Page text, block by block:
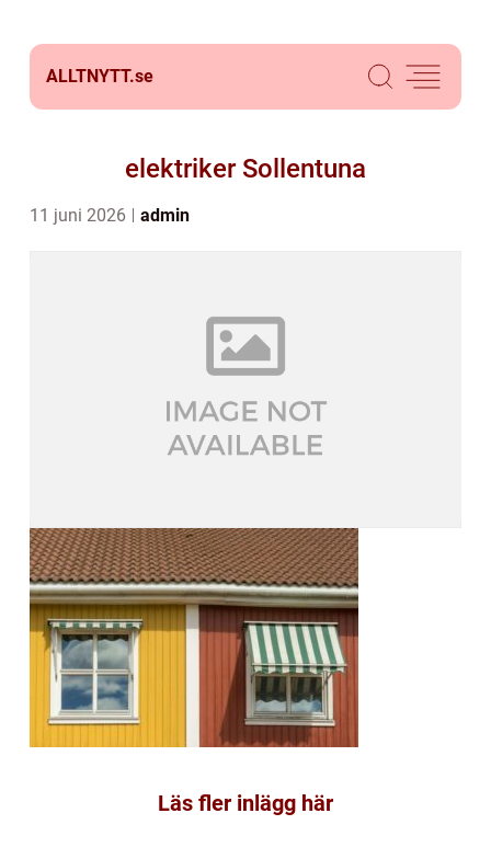
ALLTNYTT.se
elektriker Sollentuna
11 juni 2026 admin
Läs fler inlägg här